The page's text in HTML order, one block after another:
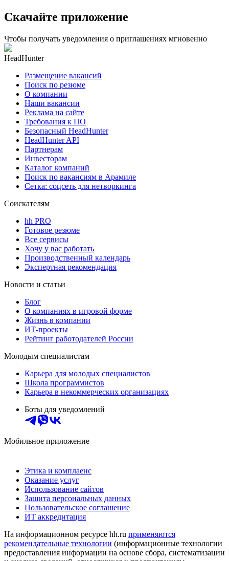
Скачайте приложение
Чтобы получать уведомления о приглашениях мгновенно
HeadHunter
Размещение вакансий
Поиск по резюме
О компании
Наши вакансии
Реклама на сайте
Требования к ПО
Безопасный HeadHunter
HeadHunter API
Партнерам
Инвесторам
Каталог компаний
Поиск по вакансиям в Арамиле
Сетка: соцсеть для нетворкинга
Соискателям
hh PRO
Готовое резюме
Все сервисы
Хочу у вас работать
Производственный календарь
Экспертная рекомендация
Новости и статьи
Блог
О компаниях в игровой форме
Жизнь в компании
ИТ-проекты
Рейтинг работодателей России
Молодым специалистам
Карьера для молодых специалистов
Школа программистов
Карьера в некоммерческих организациях
Боты для уведомлений
Мобильное приложение
Этика и комплаенс
Оказание услуг
Использование сайтов
Защита персональных данных
Пользовательское соглашение
ИТ аккредитация
На информационном ресурсе hh.ru применяются
рекомендательные технологии (информационные технологии
предоставления информации на основе сбора, систематизации